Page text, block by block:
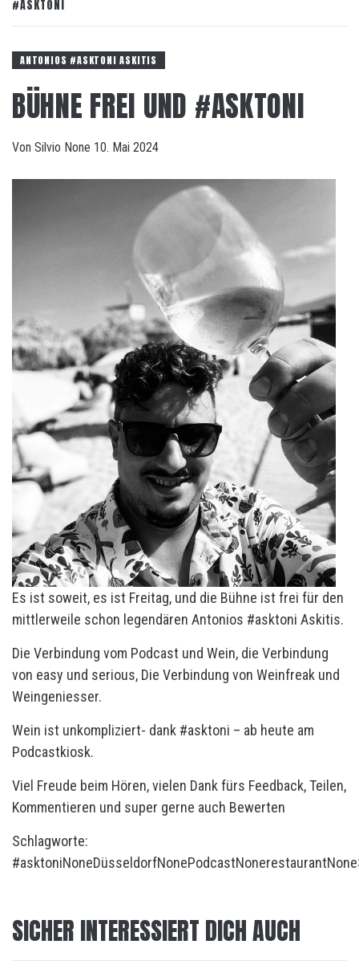
#ASKTONI
ANTONIOS #ASKTONI ASKITIS
BÜHNE FREI UND #ASKTONI
Von Silvio None 10. Mai 2024
Es ist soweit, es ist Freitag, und die Bühne ist frei für den
mittlerweile schon legendären Antonios #asktoni Askitis.
Die Verbindung vom Podcast und Wein, die Verbindung
von easy und serious, Die Verbindung von Weinfreak und
Weingeniesser.
Wein ist unkompliziert- dank #asktoni – ab heute am
Podcastkiosk.
Viel Freude beim Hören, vielen Dank fürs Feedback, Teilen,
Kommentieren und super gerne auch Bewerten
Schlagworte:
#asktoniNoneDüsseldorfNonePodcastNonerestaurantNone
SICHER INTERESSIERT DICH AUCH